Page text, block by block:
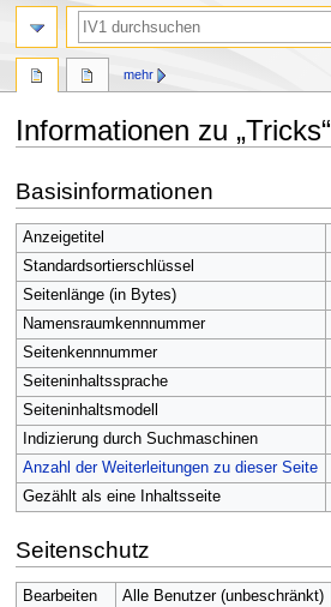
Informationen zu „Tricks“
Navigation
springen
Suche
springen
Basisinformationen
Anzeigetitel
Standardsortierschlüssel
Seitenlänge (in Bytes)
Namensraumkennnummer
Seitenkennnummer
Seiteninhaltssprache
Seiteninhaltsmodell
Indizierung durch Suchmaschinen
Anzahl der Weiterleitungen zu dieser Seite
Gezählt als eine Inhaltsseite
Seitenschutz
Bearbeiten
Alle Benutzer (unbeschränkt)
mehr
Suche